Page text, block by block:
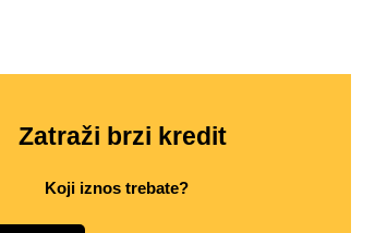
Zatraži brzi kredit
Koji iznos trebate?